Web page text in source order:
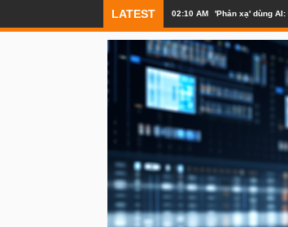
LATEST 02:09 AM Nền tảng Báo